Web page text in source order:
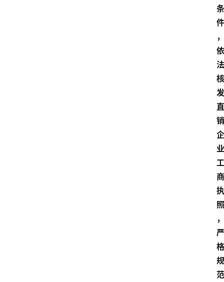
条
件
，
依
法
核
发
直
销
企
业
工
商
执
照
，
严
格
规
范